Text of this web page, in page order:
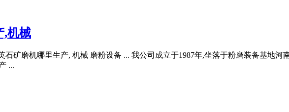
,机械
石矿磨机哪里生产, 机械 磨粉设备 ... 我公司成立于1987年,坐落于粉磨装备基地
...